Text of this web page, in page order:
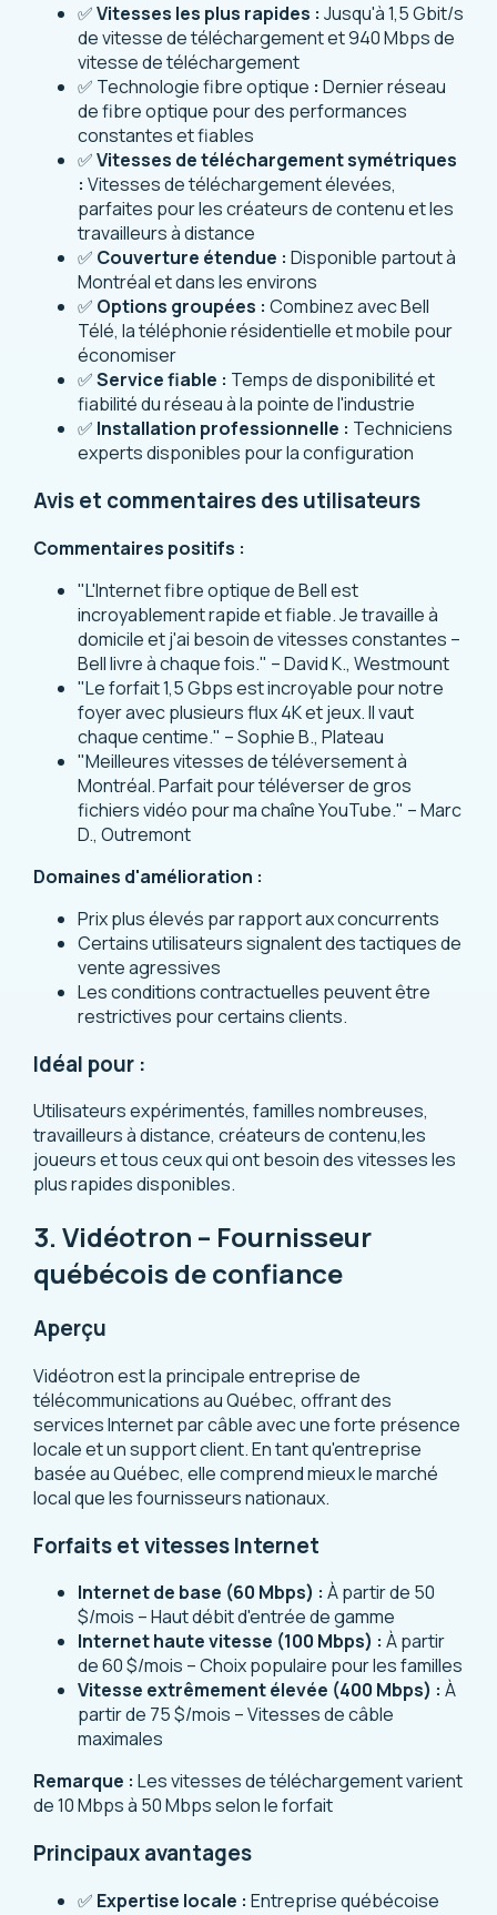
✅Vitesses les plus rapides : Jusqu'à 1,5 Gbit/s
de vitesse de téléchargement et 940 Mbps de
vitesse de téléchargement
✅ Technologie fibre optique : Dernier réseau
de fibre optique pour des performances
constantes et fiables
✅Vitesses de téléchargement symétriques
: Vitesses de téléchargement élevées,
parfaites pour les créateurs de contenu et les
travailleurs à distance
✅ Couverture étendue : Disponible partout à
Montréal et dans les environs
✅ Options groupées : Combinez avec Bell
Télé, la téléphonie résidentielle et mobile pour
économiser
✅Service fiable : Temps de disponibilité et
fiabilité du réseau à la pointe de l'industrie
✅ Installation professionnelle : Techniciens
experts disponibles pour la configuration
Avis et commentaires des utilisateurs
Commentaires positifs :
"L'Internet fibre optique de Bell est
incroyablement rapide et fiable. Je travaille à
domicile et j'ai besoin de vitesses constantes –
Bell livre à chaque fois." – David K., Westmount
"Le forfait 1,5 Gbps est incroyable pour notre
foyer avec plusieurs flux 4K et jeux. Il vaut
chaque centime." – Sophie B., Plateau
"Meilleures vitesses de téléversement à
Montréal. Parfait pour téléverser de gros
fichiers vidéo pour ma chaîne YouTube." – Marc
D., Outremont
Domaines d'amélioration :
Prix plus élevés par rapport aux concurrents
Certains utilisateurs signalent des tactiques de
vente agressives
Les conditions contractuelles peuvent être
restrictives pour certains clients.
Idéal pour :
Utilisateurs expérimentés, familles nombreuses,
travailleurs à distance, créateurs de contenu,les
joueurs et tous ceux qui ont besoin des vitesses les
plus rapides disponibles.
3. Vidéotron – Fournisseur
québécois de confiance
Aperçu
Vidéotron est la principale entreprise de
télécommunications au Québec, offrant des
services Internet par câble avec une forte présence
locale et un support client. En tant qu'entreprise
basée au Québec, elle comprend mieux le marché
local que les fournisseurs nationaux.
Forfaits et vitesses Internet
Internet de base (60 Mbps) : À partir de 50
$/mois – Haut débit d'entrée de gamme
Internet haute vitesse (100 Mbps) : À partir
de 60 $/mois – Choix populaire pour les familles
Vitesse extrêmement élevée (400 Mbps) : À
partir de 75 $/mois – Vitesses de câble
maximales
Remarque : Les vitesses de téléchargement varient
de 10 Mbps à 50 Mbps selon le forfait
Principaux avantages
✅ Expertise locale : Entreprise québécoise